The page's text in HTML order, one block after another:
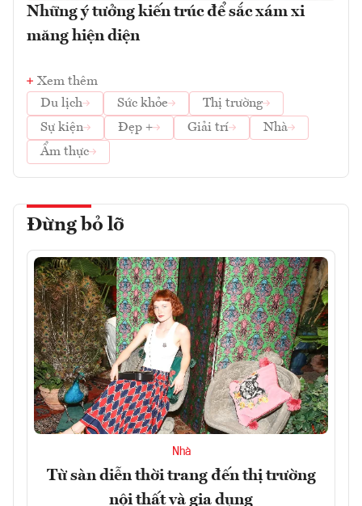
Những ý tưởng kiến trúc để sắc xám xi
măng hiện diện
Xem thêm
Du lịch
Sức khỏe
Thị trường
Sự kiện
Đẹp + Giải trí
Nhà
Ẩm thực
Đừng bỏ lỡ
Nhà
Từ sàn diễn thời trang đến thị trường
nội thất và gia dụng